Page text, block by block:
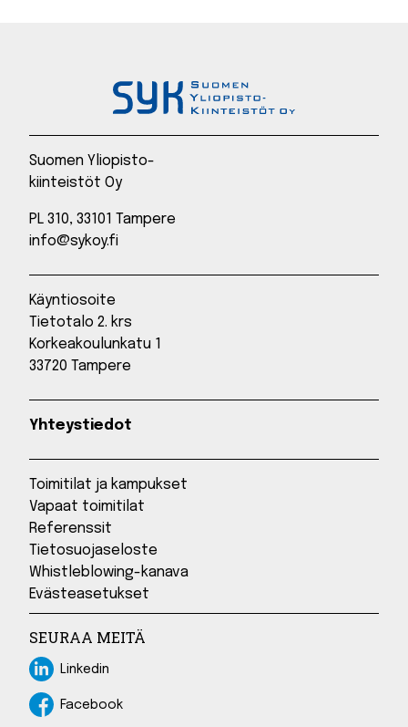
Suomen Yliopisto-
kiinteistöt Oy
PL 310, 33101 Tampere
info@sykoy.fi
Käyntiosoite
Tietotalo 2. krs
Korkeakoulunkatu 1
33720 Tampere
Yhteystiedot
Toimitilat ja kampukset
Vapaat toimitilat
Referenssit
Tietosuojaseloste
Whistleblowing-kanava
Evästeasetukset
SEURAA MEITÄ
LinkedinLinkedin
Facebook
Facebook